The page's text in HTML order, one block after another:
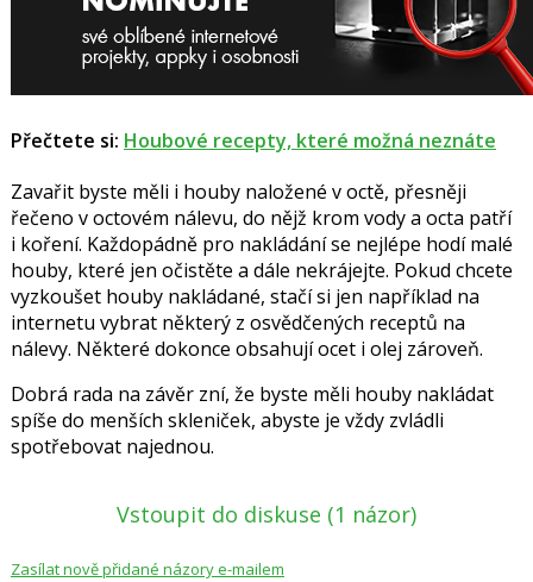
Přečtete si: Houbové recepty, které možná neznáte
Zavařit byste měli i houby naložené v octě, přesněji
řečeno v octovém nálevu, do nějž krom vody a octa patří
i koření. Každopádně pro nakládání se nejlépe hodí malé
houby, které jen očistěte a dále nekrájejte. Pokud chcete
vyzkoušet houby nakládané, stačí si jen například na
internetu vybrat některý z osvědčených receptů na
nálevy. Některé dokonce obsahují ocet i olej zároveň.
Dobrá rada na závěr zní, že byste měli houby nakládat
spíše do menších skleniček, abyste je vždy zvládli
spotřebovat najednou.
Vstoupit do diskuse (1 názor)
Zasílat nově přidané názory e-mailem